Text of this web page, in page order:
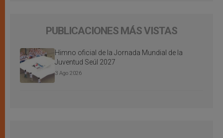
PUBLICACIONES MÁS VISTAS
Himno oficial de la Jornada Mundial de la
Juventud Seúl 2027
3 Ago 2026